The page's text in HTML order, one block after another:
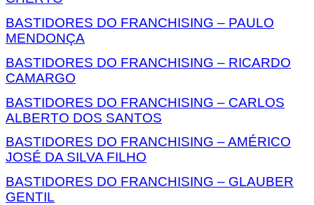
BASTIDORES DO FRANCHISING – PAULO
MENDONÇA
BASTIDORES DO FRANCHISING – RICARDO
CAMARGO
BASTIDORES DO FRANCHISING – CARLOS
ALBERTO DOS SANTOS
BASTIDORES DO FRANCHISING – AMÉRICO
JOSÉ DA SILVA FILHO
BASTIDORES DO FRANCHISING – GLAUBER
GENTIL